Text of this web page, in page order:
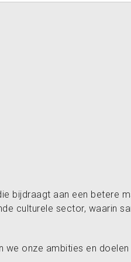
bijdraagt aan een betere
culturele sector, waarin
onze ambities en